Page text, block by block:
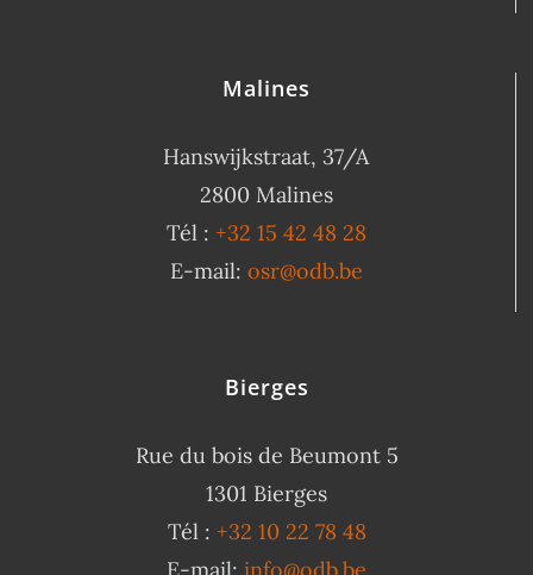
Malines
Hanswijkstraat, 37/A
2800 Malines
Tél : +32 15 42 48 28
E-mail: osr@odb.be
Bierges
Rue du bois de Beumont 5
1301 Bierges
Tél : +32 10 22 78 48